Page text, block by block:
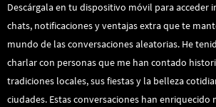
Descárgala en tu dispositivo móvil para acceder
chats, notificaciones y ventajas extra que te
mundo de las conversaciones aleatorias. He
charlar con personas que me han contado
tradiciones locales, sus fiestas y la belleza
ciudades. Estas conversaciones han enriquecido